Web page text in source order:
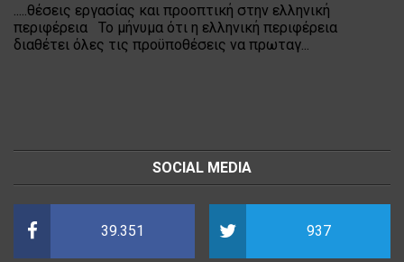
.....θέσεις εργασίας και προοπτική στην ελληνική
περιφέρεια Το μήνυμα ότι η ελληνική περιφέρεια
διαθέτει όλες τις προϋποθέσεις να πρωταγ...
SOCIAL MEDIA
39.351 937